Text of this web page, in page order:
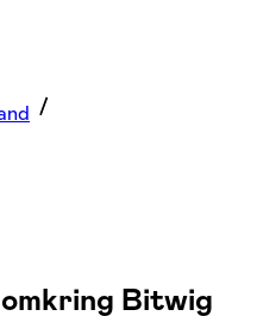
Bitwig